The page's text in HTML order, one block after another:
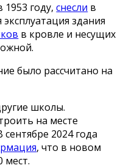
году,снесли в
здания
в кровле и несущих
было рассчитано на
школы.
на месте
сентябре 2024 года
, что в новом
мест.